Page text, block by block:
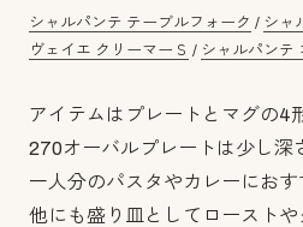
シャルパンテ テーブルフォーク / シャ
ヴェイエ クリーマーＳ / シャルパンテ
アイテムはプレートとマグの4
270オーバルプレートは少し深
一人分のパスタやカレーにおす
他にも盛り皿としてロースト